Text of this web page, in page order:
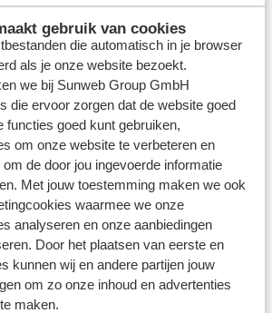
gebruik van cookies
die automatisch in je browser
als je onze website bezoekt.
we bij Sunweb Group GmbH
die ervoor zorgen dat de website goed
functies goed kunt gebruiken,
om onze website te verbeteren en
de door jou ingevoerde informatie
Met jouw toestemming maken we ook
waarmee we onze
analyseren en onze aanbiedingen
Door het plaatsen van eerste en
kunnen wij en andere partijen jouw
om zo onze inhoud en advertenties
maken.
en zijn perfect voor ontspanning
extra aandacht voor comfort en
ben je verzekerd van een zorgeloze
voor een A-Hotel?
je bewust voor kwaliteit en
nu reist met je partner, gezin of
een accommodatie die aansluit bij
aan hotels met uitgebreide
fitness enkinderanimatie
adults onlyresorts waar je
Veel A-Hotels bieden
enextra serviceszoals
zodat jouw vakantie moeiteloos